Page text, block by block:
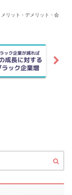
リット・デメリット・会